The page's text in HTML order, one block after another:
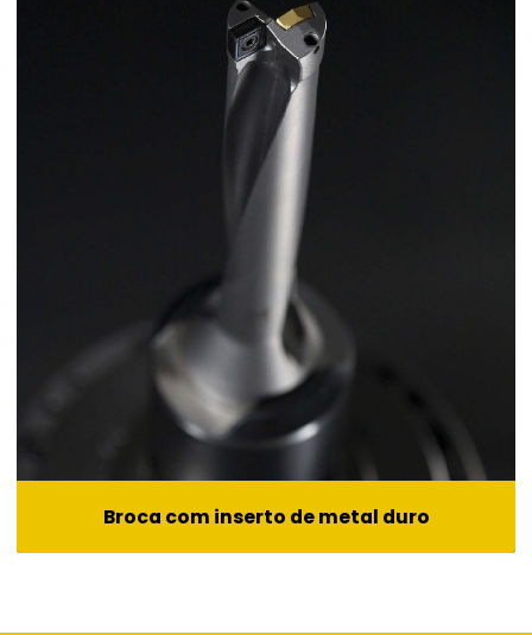
Broca com inserto de metal duro